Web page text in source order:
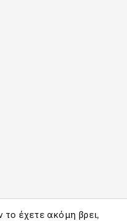
έχετε ακόμη βρει,